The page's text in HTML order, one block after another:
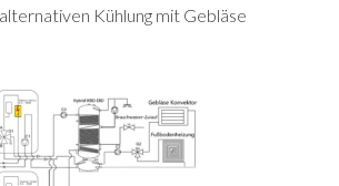
Kühlung mit Gebläse